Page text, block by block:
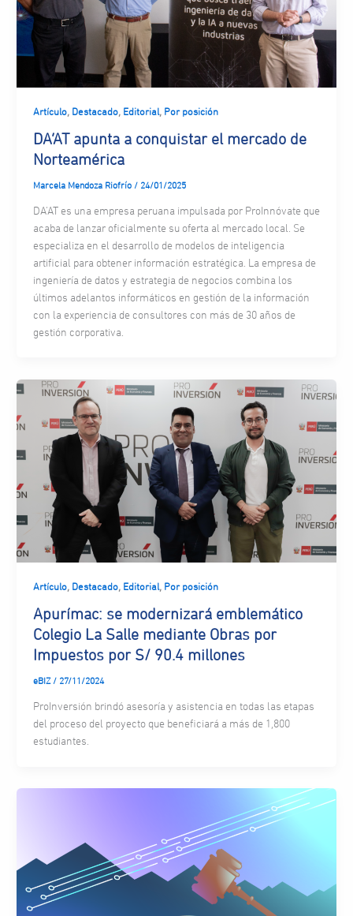
Artículo, Destacado, Editorial, Por posición
DA’AT apunta a conquistar el mercado de
Norteamérica
Marcela Mendoza Riofrío / 24/01/2025
DA’AT es una empresa peruana impulsada por ProInnóvate que
acaba de lanzar oficialmente su oferta al mercado local. Se
especializa en el desarrollo de modelos de inteligencia
artificial para obtener información estratégica. La empresa de
ingeniería de datos y estrategia de negocios combina los
últimos adelantos informáticos en gestión de la información
con la experiencia de consultores con más de 30 años de
gestión corporativa.
Artículo, Destacado, Editorial, Por posición
Apurímac: se modernizará emblemático
Colegio La Salle mediante Obras por
Impuestos por S/ 90.4 millones
eBIZ / 27/11/2024
ProInversión brindó asesoría y asistencia en todas las etapas
del proceso del proyecto que beneficiará a más de 1,800
estudiantes.